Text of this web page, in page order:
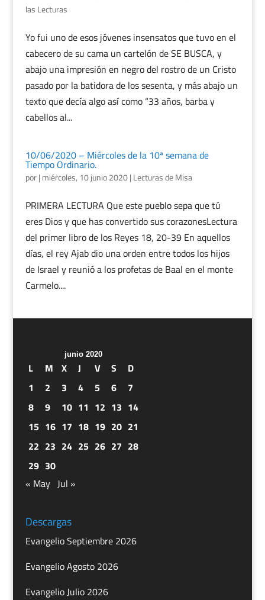
las Lecturas
Yo fui uno de esos jóvenes insensatos que tuvo en el
cabecero de su cama un cartelón de SE BUSCA, y
abajo una impresión en negro del rostro de un Cristo
pasado por la batidora de los sesenta, y más abajo un
texto que decía algo así como “33 años, barba y
cabellos al...
10/06/2020 – Miércoles de la 10ª semana de
Tiempo Ordinario.
por| miércoles, 10 junio 2020| Lecturas de Misa
PRIMERA LECTURA Que este pueblo sepa que tú
eres Dios y que has convertido sus corazonesLectura
del primer libro de los Reyes 18, 20-39 En aquellos
días, el rey Ajab dio una orden entre todos los hijos
de Israel y reunió a los profetas de Baal en el monte
Carmelo....
junio 2020
L M X J V S
D
1
2 3 4 5 6
7
8
9 10 11 12 13 14
15 16 17 18 19 20 21
22 23 24 25 26 27 28
29 30
« May Jul »
Descargas
Evangelio Septiembre 2026
Evangelio Agosto 2026
Evangelio Julio 2026